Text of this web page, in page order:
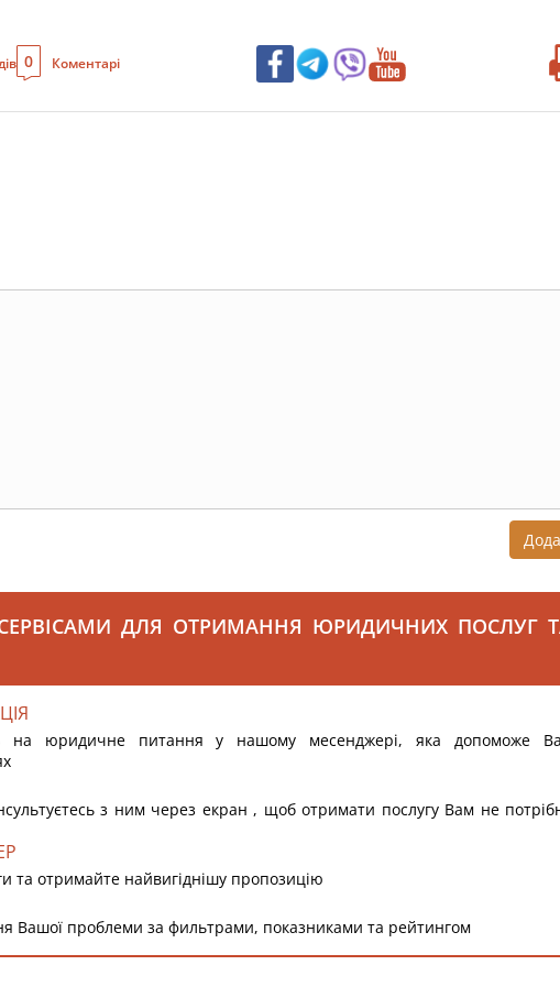
0 Коментарі
ДЛЯ ОТРИМАННЯ ЮРИДИЧНИХ ПОСЛУГ
на юридичне питання у нашому месенджері, яка допоможе
з ним через екран , щоб отримати послугу Вам не
та отримайте найвигіднішу пропозицію
Вашої проблеми за фильтрами, показниками та рейтингом